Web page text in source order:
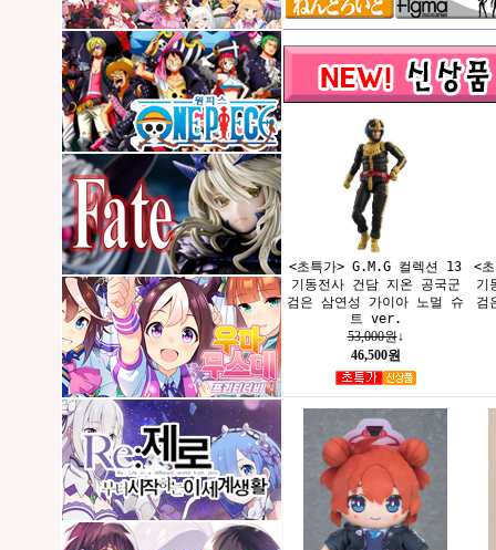
<초특가> G.M.G 컬렉션 13
기동전사 건담 지온 공국군
검은 삼연성 가이아 노멀 슈
트 ver.
53,000원↓
46,500원
<
기
검